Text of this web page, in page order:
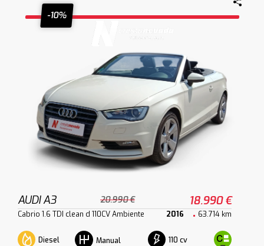
-10%
AUDI A3 20.990 € 18.990 €
Cabrio 1.6 TDI clean d 110CV Ambiente 2016 63.714 km
Diesel Manual 110 cv